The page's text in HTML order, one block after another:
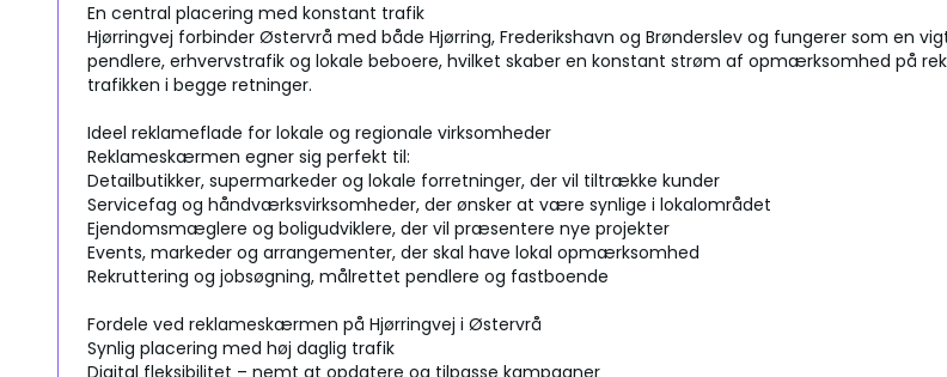
En central placering med konstant trafik
Hjørringvej forbinder Østervrå med både Hjørring, Frederikshavn og Brønderslev og fungerer som en
pendlere, erhvervstrafik og lokale beboere, hvilket skaber en konstant strøm af opmærksomhed på
trafikken i begge retninger.
Ideel reklameflade for lokale og regionale virksomheder
Reklameskærmen egner sig perfekt til:
Detailbutikker, supermarkeder og lokale forretninger, der vil tiltrække kunder
Servicefag og håndværksvirksomheder, der ønsker at være synlige i lokalområdet
Ejendomsmæglere og boligudviklere, der vil præsentere nye projekter
Events, markeder og arrangementer, der skal have lokal opmærksomhed
Rekruttering og jobsøgning, målrettet pendlere og fastboende
Fordele ved reklameskærmen på Hjørringvej i Østervrå
Synlig placering med høj daglig trafik
Digital fleksibilitet – nemt at opdatere og tilpasse kampagner